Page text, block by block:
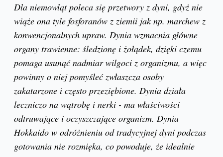
Dla niemowląt poleca się przetwory z dyni, gdyż nie
wiąże ona tyle fosforanów z ziemii jak np. marchew z
konwencjonalnych upraw. Dynia wzmacnia główne
organy trawienne: śledzionę i żołądek, dzięki czemu
pomaga usunąć nadmiar wilgoci z organizmu, a więc
powinny o niej pomyśleć zwłaszcza osoby
zakatarzone i często przeziębione. Dynia działa
leczniczo na wątrobę i nerki - ma właściwości
odtruwające i oczyszczające organizm. Dynia
Hokkaido w odróżnieniu od tradycyjnej dyni podczas
gotowania nie rozmięka, co powoduje, że idealnie